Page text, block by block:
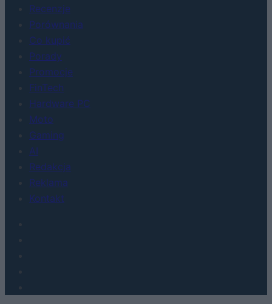
Recenzje
Porównania
Co kupić
Porady
Promocje
FinTech
Hardware PC
Moto
Gaming
AI
Redakcja
Reklama
Kontakt